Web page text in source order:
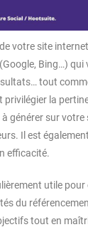
votre site
Bing…)
tout
privilégier la
générer sur
Il est
efficacité.
utile
du
tout en